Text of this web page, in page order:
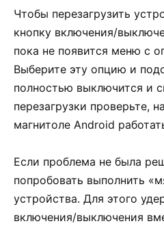
Чтобы перезагрузить
кнопку включения/
пока не появится меню с
Выберите эту опцию и
полностью выключится и
перезагрузки проверьте,
магнитоле Android
Если проблема не была
попробовать выполнить
устройства. Для этого
включения/выключения